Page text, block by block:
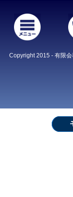
Copyright 2015 - 有限